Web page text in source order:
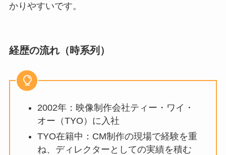
かりやすいです。
経歴の流れ（時系列）
2002年：映像制作会社ティー・ワイ・
オー（TYO）に入社
TYO在籍中：CM制作の現場で経験を重
ね、ディレクターとしての実績を積む